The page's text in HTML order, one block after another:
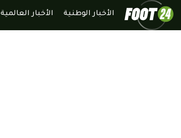
الأخبار الوطنية الأخبار العالمية